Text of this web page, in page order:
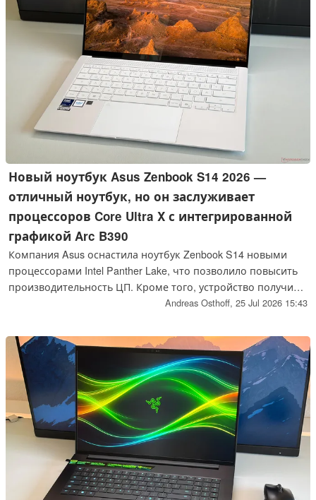
Новый ноутбук Asus Zenbook S14 2026 —
отличный ноутбук, но он заслуживает
процессоров Core Ultra X с интегрированной
графикой Arc B390
Компания Asus оснастила ноутбук Zenbook S14 новыми
процессорами Intel Panther Lake, что позволило повысить
производительность ЦП. Кроме того, устройство получило
аккумулятор большей ёмкости и более яркий OLED-экран,
оставляет желать лучшего.
Andreas Osthoff, 25 Jul 2026 15:43